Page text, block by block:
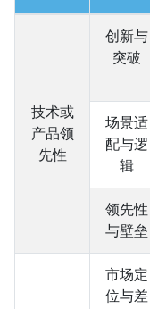
技术或
产品领
先性
创新与
突破
场景适
配与逻
辑
领先性
与壁垒
市场定
位与差